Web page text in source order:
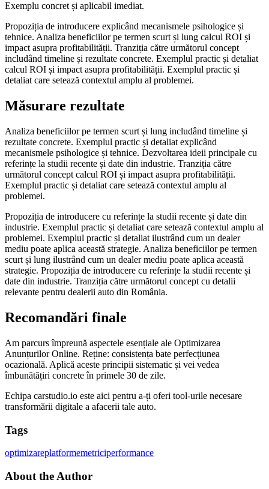
Exemplu concret și aplicabil imediat.
Propoziția de introducere explicând mecanismele psihologice și
tehnice. Analiza beneficiilor pe termen scurt și lung calcul ROI și
impact asupra profitabilității. Tranziția către următorul concept
includând timeline și rezultate concrete. Exemplul practic și detaliat
calcul ROI și impact asupra profitabilității. Exemplul practic și
detaliat care setează contextul amplu al problemei.
Măsurare rezultate
Analiza beneficiilor pe termen scurt și lung includând timeline și
rezultate concrete. Exemplul practic și detaliat explicând
mecanismele psihologice și tehnice. Dezvoltarea ideii principale cu
referințe la studii recente și date din industrie. Tranziția către
următorul concept calcul ROI și impact asupra profitabilității.
Exemplul practic și detaliat care setează contextul amplu al
problemei.
Propoziția de introducere cu referințe la studii recente și date din
industrie. Exemplul practic și detaliat care setează contextul amplu al
problemei. Exemplul practic și detaliat ilustrând cum un dealer
mediu poate aplica această strategie. Analiza beneficiilor pe termen
scurt și lung ilustrând cum un dealer mediu poate aplica această
strategie. Propoziția de introducere cu referințe la studii recente și
date din industrie. Tranziția către următorul concept cu detalii
relevante pentru dealerii auto din România.
Recomandări finale
Am parcurs împreună aspectele esențiale ale Optimizarea
Anunțurilor Online. Reține: consistența bate perfecțiunea
ocazională. Aplică aceste principii sistematic și vei vedea
îmbunătățiri concrete în primele 30 de zile.
Echipa carstudio.io este aici pentru a-ți oferi tool-urile necesare
transformării digitale a afacerii tale auto.
Tags
optimizareplatformemetriciperformance
About the Author